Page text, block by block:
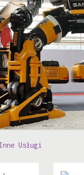
Inne Usługi